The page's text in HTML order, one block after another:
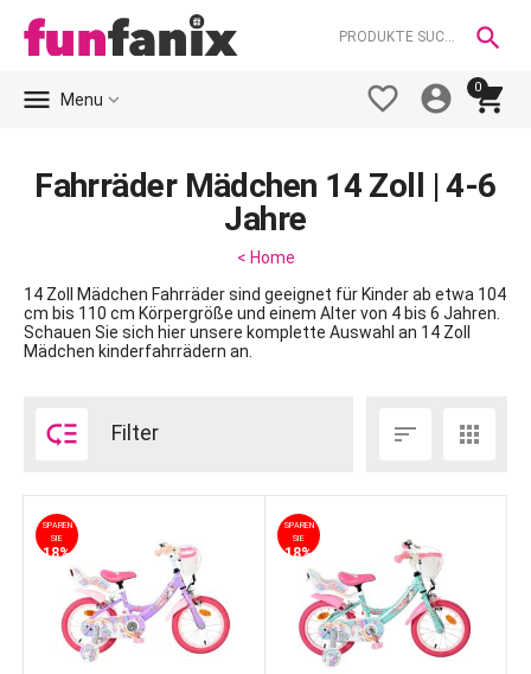

0



 Menu 
Fahrräder Mädchen 14 Zoll | 4-6
Jahre
< Home
14 Zoll Mädchen Fahrräder sind geeignet für Kinder ab etwa 104
cm bis 110 cm Körpergröße und einem Alter von 4 bis 6 Jahren.
Schauen Sie sich hier unsere komplette Auswahl an 14 Zoll
Mädchen kinderfahrrädern an.
 Filter  
SPAREN
SIE
18%
SPAREN
SIE
18%